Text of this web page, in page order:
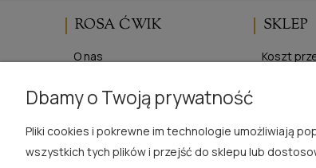
ROSA ĆWIK
O nas
Opinie Trustmate
SKLEP
Koszt
Dbamy o Twoją prywatność
Pliki cookies i pokrewne im technologie umożliwiają
wszystkich tych plików i przejść do sklepu lub